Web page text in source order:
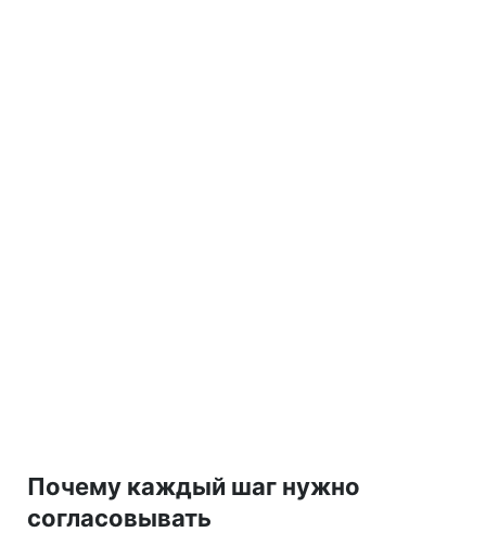
Почему каждый шаг нужно
согласовывать